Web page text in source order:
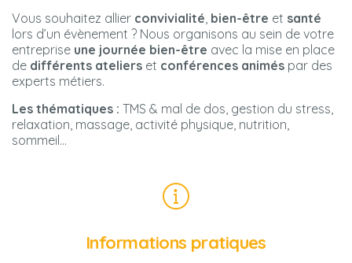
Vous souhaitez allier convivialité, bien-être et santé
lors d’un évènement ? Nous organisons au sein de votre
entreprise une journée bien-être avec la mise en place
de différents ateliers et conférences animés par des
experts métiers.
Les thématiques : TMS & mal de dos, gestion du stress,
relaxation, massage, activité physique, nutrition,
sommeil…
Informations pratiques